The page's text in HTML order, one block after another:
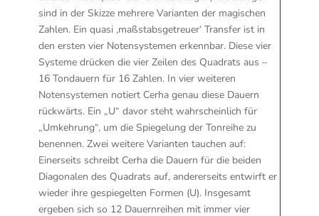
sind in der Skizze mehrere Varianten der magischen
Zahlen. Ein quasi ‚maßstabsgetreuer‘ Transfer ist in
den ersten vier Notensystemen erkennbar. Diese vier
Systeme drücken die vier Zeilen des Quadrats aus –
16 Tondauern für 16 Zahlen. In vier weiteren
Notensystemen notiert Cerha genau diese Dauern
rückwärts. Ein „U“ davor steht wahrscheinlich für
„Umkehrung“, um die Spiegelung der Tonreihe zu
benennen. Zwei weitere Varianten tauchen auf:
Einerseits schreibt Cerha die Dauern für die beiden
Diagonalen des Quadrats auf, andererseits entwirft er
wieder ihre gespiegelten Formen (U). Insgesamt
ergeben sich so 12 Dauernreihen mit immer vier